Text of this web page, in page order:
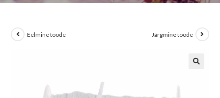
Eelmine toode Järgmine toode